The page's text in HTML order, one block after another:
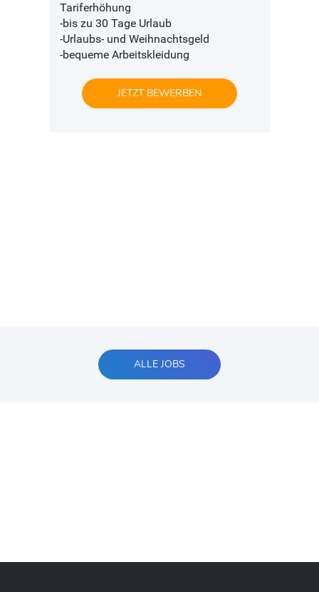
Tariferhöhung
-bis zu 30 Tage Urlaub
-Urlaubs- und Weihnachtsgeld
-bequeme Arbeitskleidung
JETZT BEWERBEN
ALLE JOBS